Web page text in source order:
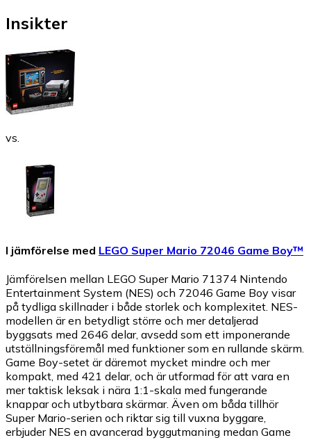
Insikter
vs.
I jämförelse med LEGO Super Mario 72046 Game Boy™
Jämförelsen mellan LEGO Super Mario 71374 Nintendo
Entertainment System (NES) och 72046 Game Boy visar
på tydliga skillnader i både storlek och komplexitet. NES-
modellen är en betydligt större och mer detaljerad
byggsats med 2646 delar, avsedd som ett imponerande
utställningsföremål med funktioner som en rullande skärm.
Game Boy-setet är däremot mycket mindre och mer
kompakt, med 421 delar, och är utformad för att vara en
mer taktisk leksak i nära 1:1-skala med fungerande
knappar och utbytbara skärmar. Även om båda tillhör
Super Mario-serien och riktar sig till vuxna byggare,
erbjuder NES en avancerad byggutmaning medan Game